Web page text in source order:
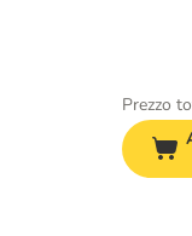
Prezzo